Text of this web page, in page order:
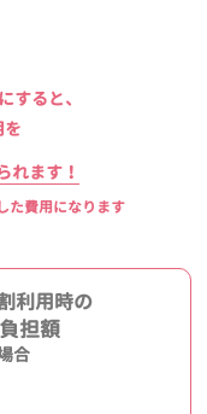
すると、
を
れます！
た費用になります
利用時の
担額
合